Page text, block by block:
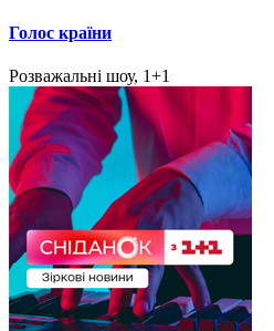
Голос країни
Розважальні шоу, 1+1